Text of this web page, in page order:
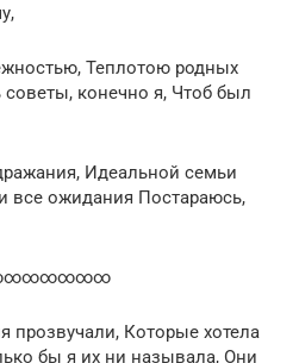
Теплотою родных
конечно я, Чтоб был
Идеальной семьи
все ожидания Постараюсь,
прозвучали, Которые хотела
бы я их ни называла, Они